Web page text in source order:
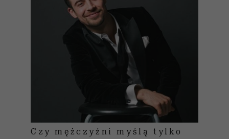
Czy mężczyźni myślą tylko